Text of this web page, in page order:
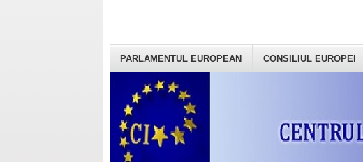
PARLAMENTUL EUROPEAN CONSILIUL EUROPEI